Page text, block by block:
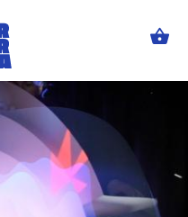
principal